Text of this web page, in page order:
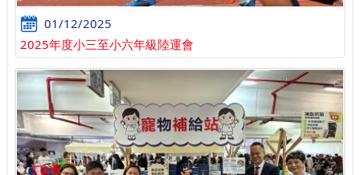
01/12/2025
2025年度小三至小六年級陸運會